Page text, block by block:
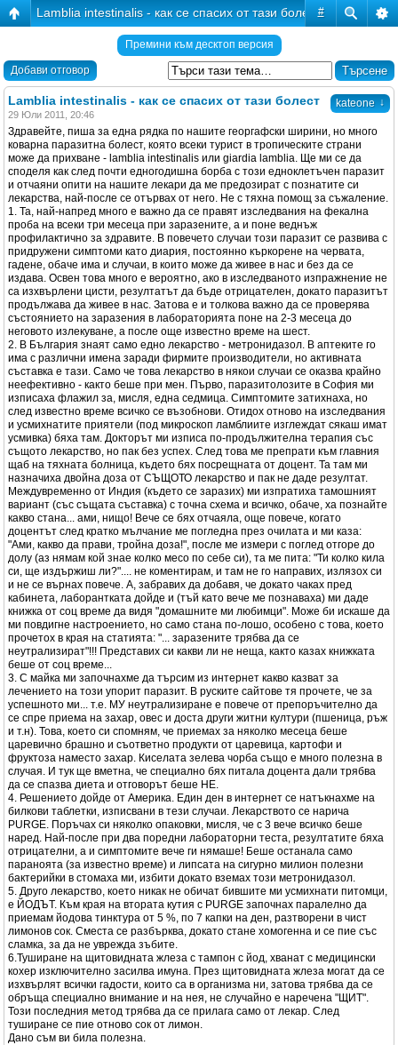
#
Lamblia intestinalis - как се спасих от тази болест
Премини към десктоп версия
Добави отговор
kateone ↓
Lamblia intestinalis - как се спасих от тази болест
29 Юли 2011, 20:46
Здравейте, пиша за една рядка по нашите георгафски ширини, но много
коварна паразитна болест, която всеки турист в тропическите страни
може да прихване - lamblia intestinalis или giardia lamblia. Ще ми се да
споделя как след почти едногодишна борба с този едноклетъчен паразит
и отчаяни опити на нашите лекари да ме предозират с познатите си
лекарства, най-после се отървах от него. Не с тяхна помощ за съжаление.
1. Та, най-напред много е важно да се правят изследвания на фекална
проба на всеки три месеца при заразените, а и поне веднъж
профилактично за здравите. В повечето случаи този паразит се развива с
придружени симптоми като диария, постоянно къркорене на червата,
гадене, обаче има и случаи, в които може да живее в нас и без да се
издава. Освен това много е вероятно, ако в изследваното изпражнение не
са изхвърлени цисти, резултатът да бъде отрицателен, докато паразитът
продължава да живее в нас. Затова е и толкова важно да се проверява
състоянието на заразения в лабораторията поне на 2-3 месеца до
неговото излекуване, а после още известно време на шест.
2. В България знаят само едно лекарство - метронидазол. В аптеките го
има с различни имена заради фирмите производители, но активната
съставка е тази. Само че това лекарство в някои случаи се оказва крайно
неефективно - както беше при мен. Първо, паразитолозите в София ми
изписаха флажил за, мисля, една седмица. Симптомите затихнаха, но
след известно време всичко се възобнови. Отидох отново на изследвания
и усмихнатите приятели (под микроскоп ламблиите изглеждат сякаш имат
усмивка) бяха там. Докторът ми изписа по-продължителна терапия със
същото лекарство, но пак без успех. След това ме препрати към главния
щаб на тяхната болница, където бях посрещната от доцент. Та там ми
назначиха двойна доза от СЪЩОТО лекарство и пак не даде резултат.
Междувременно от Индия (където се заразих) ми изпратиха тамошният
вариант (със същата съставка) с точна схема и всичко, обаче, ха познайте
какво стана... ами, нищо! Вече се бях отчаяла, още повече, когато
доцентът след кратко мълчание ме погледна през очилата и ми каза:
"Ами, какво да прави, тройна доза!", после ме измери с поглед отгоре до
долу (аз нямам кой знае колко месо по себе си), та ме пита: "Ти колко кила
си, ще издържиш ли?".... не коментирам, и там не го направих, излязох си
и не се върнах повече. А, забравих да добавя, че докато чаках пред
кабинета, лаборантката дойде и (тъй като вече ме познаваха) ми даде
книжка от соц време да видя "домашните ми любимци". Може би искаше да
ми повдигне настроението, но само стана по-лошо, особено с това, което
прочетох в края на статията: "... заразените трябва да се
неутрализират"!!! Представих си какви ли не неща, както казах книжката
беше от соц време...
3. С майка ми започнахме да търсим из интернет какво казват за
лечението на този упорит паразит. В руските сайтове тя прочете, че за
успешното ми... т.е. МУ неутрализиране е повече от препоръчително да
се спре приема на захар, овес и доста други житни култури (пшеница, ръж
и т.н). Това, което си спомням, че приемах за няколко месеца беше
царевично брашно и съответно продукти от царевица, картофи и
фруктоза наместо захар. Киселата зелева чорба също е много полезна в
случая. И тук ще вметна, че специално бях питала доцента дали трябва
да се спазва диета и отговорът беше НЕ.
4. Решението дойде от Америка. Един ден в интернет се натъкнахме на
билкови таблетки, изписвани в тези случаи. Лекарството се нарича
PURGE. Поръчах си няколко опаковки, мисля, че с 3 вече всичко беше
наред. Най-после при два поредни лабораторни теста, резултатите бяха
отрицателни, а и симптомите вече ги нямаше! Беше останала само
параноята (за известно време) и липсата на сигурно милион полезни
бактерийки в стомаха ми, избити докато вземах този метронидазол.
5. Друго лекарство, което никак не обичат бившите ми усмихнати питомци,
е ЙОДЪТ. Към края на втората кутия с PURGE започнах паралелно да
приемам йодова тинктура от 5 %, по 7 капки на ден, разтворени в чист
лимонов сок. Сместа се разбърква, докато стане хомогенна и се пие със
сламка, за да не уврежда зъбите.
6.Туширане на щитовидната жлеза с тампон с йод, хванат с медицински
кохер изключително засилва имуна. През щитовидната жлеза могат да се
изхвърлят всички гадости, които са в организма ни, затова трябва да се
обръща специално внимание и на нея, не случайно е наречена "ЩИТ".
Този последния метод трябва да се прилага само от лекар. След
туширане се пие отново сок от лимон.
Дано съм ви била полезна.